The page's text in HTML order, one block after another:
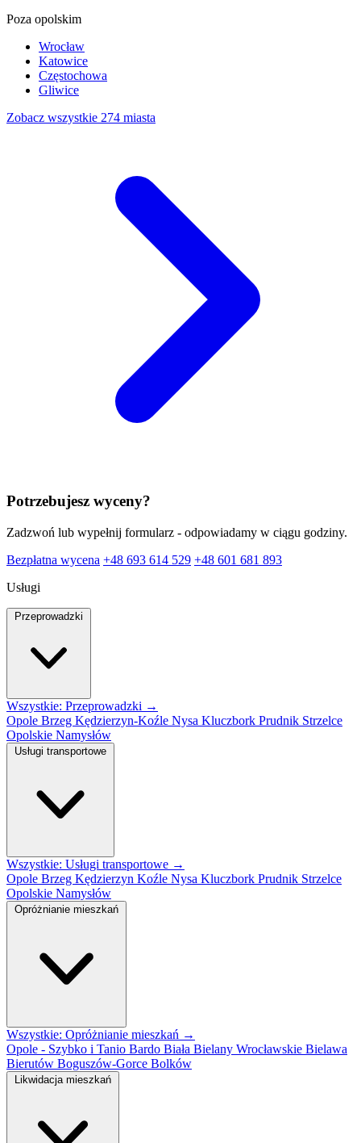
Poza opolskim
Wrocław
Katowice
Częstochowa
Gliwice
Zobacz wszystkie 274 miasta
Potrzebujesz wyceny?
Zadzwoń lub wypełnij formularz - odpowiadamy w ciągu godziny.
Bezpłatna wycena +48 693 614 529 +48 601 681 893
Usługi
Przeprowadzki
Wszystkie: Przeprowadzki →
Opole Brzeg Kędzierzyn-Koźle Nysa Kluczbork Prudnik Strzelce
Opolskie Namysłów
Usługi transportowe
Wszystkie: Usługi transportowe →
Opole Brzeg Kędzierzyn Koźle Nysa Kluczbork Prudnik Strzelce
Opolskie Namysłów
Opróżnianie mieszkań
Wszystkie: Opróżnianie mieszkań →
Opole - Szybko i Tanio Bardo Biała Bielany Wrocławskie Bielawa
Bierutów Boguszów-Gorce Bolków
Likwidacja mieszkań